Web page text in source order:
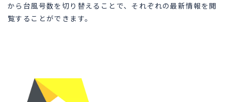
から台風号数を切り替えることで、それぞれの最新情報を閲
覧することができます。